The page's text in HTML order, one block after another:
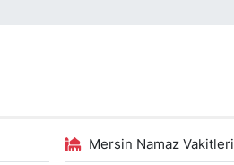
Mersin Namaz Vakitleri